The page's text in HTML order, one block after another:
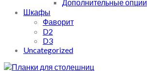
Дополнительные опции
Шкафы
Фаворит
D2
D3
Uncategorized